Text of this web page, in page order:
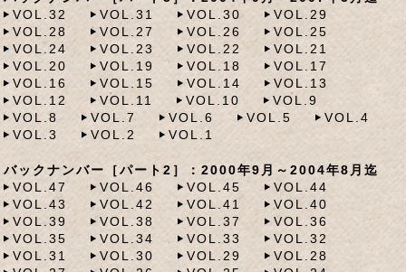
VOL.32
VOL.31 VOL.30
VOL.29
VOL.28
VOL.27 VOL.26
VOL.25
VOL.24
VOL.23 VOL.22
VOL.21
VOL.20
VOL.19 VOL.18
VOL.17
VOL.16
VOL.15 VOL.14
VOL.13
VOL.12
VOL.11 VOL.10
VOL.9
VOL.8
VOL.7 VOL.6 VOL.5
VOL.4
VOL.3
VOL.2 VOL.1
バックナンバー［パート2］：2000年9月～2004年8月迄
VOL.47
VOL.46 VOL.45
VOL.44
VOL.43
VOL.42 VOL.41
VOL.40
VOL.39
VOL.38 VOL.37
VOL.36
VOL.35
VOL.34 VOL.33
VOL.32
VOL.31
VOL.30 VOL.29
VOL.28